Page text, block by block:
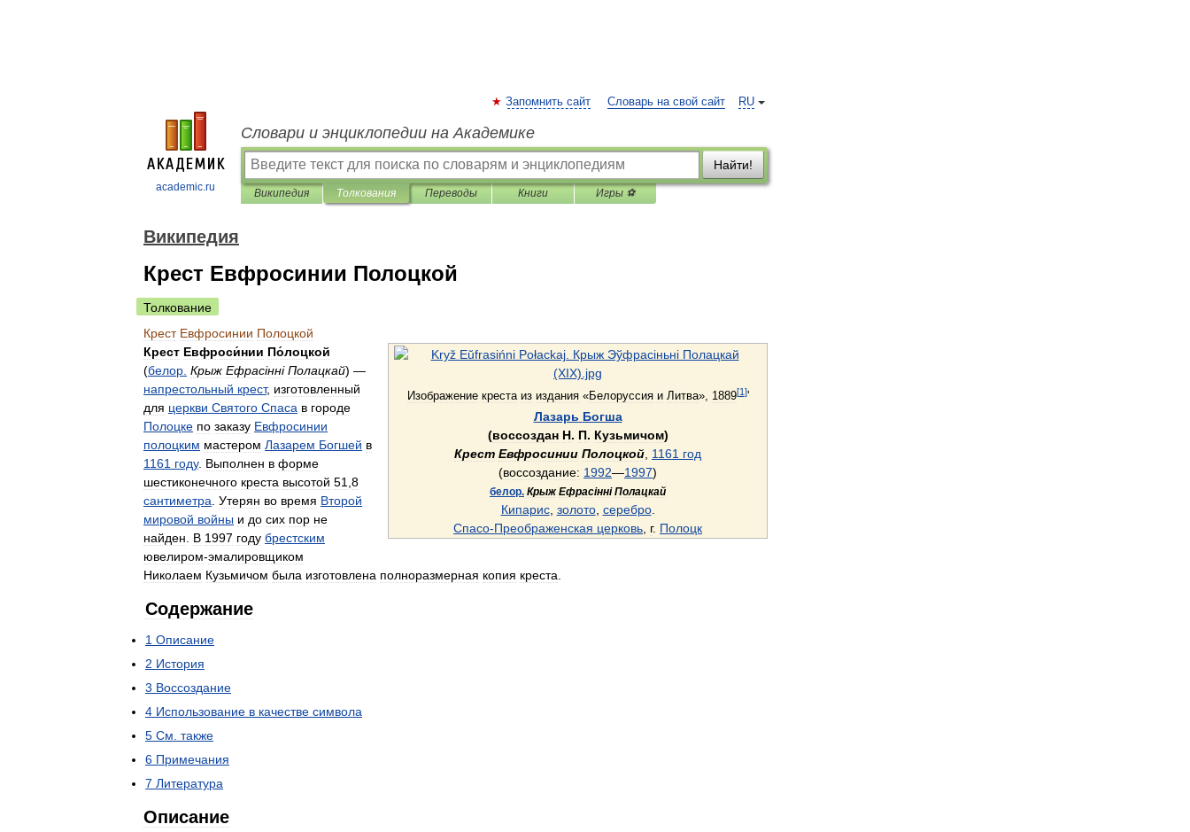
academic.ru
RU
Запомнить сайт Словарь на свой сайт
Словари и энциклопедии на Академике
Найти!
Википедия Толкования Переводы Книги Игры ⚽
Википедия
Крест Евфросинии Полоцкой
Толкование
Крест Евфросинии Полоцкой
Изображение креста из издания«Белоруссия и Литва», 1889[1]'
Лазарь Богша
(воссоздан Н. П. Кузьмичом)
Крест Евфросинии Полоцкой 1161 год
(воссоздание: 1992—1997)
белор. Крыж ЕфрасінніПолацкай
Кипарис, золото, серебро.
Спасо-Преображенская церковь г. Полоцк
Крест Евфроси́нии По́лоцкой
(белор Крыж ЕфрасінніПолацкай) —
напрестольный крест, изготовленный
для церкви Святого Спаса в городе
Полоцке по заказу Евфросинии
полоцким мастером Лазарем Богшей в
1161 году. Выполнен в форме
шестиконечного креста высотой 51 8
сантиметра Утерян во время Второй
мировой войны и до сих пор не
найден
В 1997 году брестским
ювелиром-эмалировщиком
Николаем Кузьмичом была изготовлена полноразмерная копия креста
Содержание
1 Описание
2 История
3 Воссоздание
4 Использование в качестве символа
5 См также
6 Примечания
7 Литература
Описание